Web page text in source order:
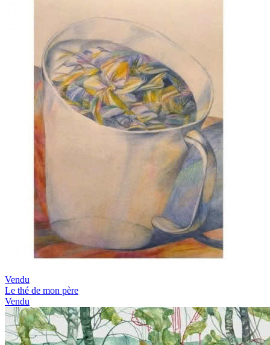
Vendu
Le thé de mon père
Vendu